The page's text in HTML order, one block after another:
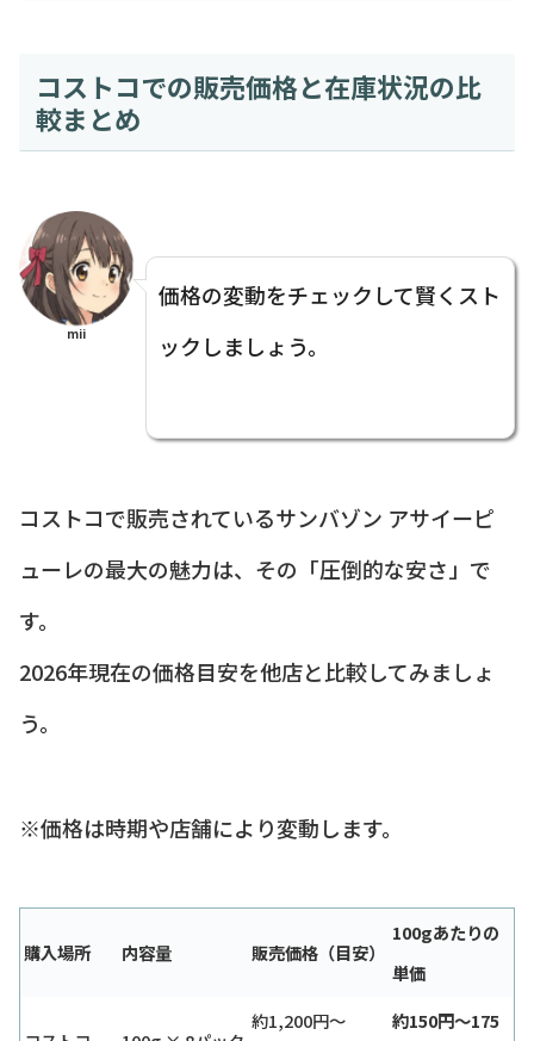
コストコでの販売価格と在庫状況の比
較まとめ
mii
価格の変動をチェックして賢くスト
ックしましょう。
コストコで販売されているサンバゾン アサイーピ
ューレの最大の魅力は、その「圧倒的な安さ」で
す。
2026年現在の価格目安を他店と比較してみましょ
う。
※価格は時期や店舗により変動します。
購入場所 内容量 販売価格（目安）
100gあたりの
単価
約1,200円〜 約150円〜175